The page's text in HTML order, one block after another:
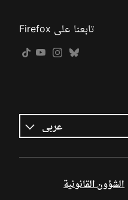
تابعنا على Firefox
الشؤون القانونية